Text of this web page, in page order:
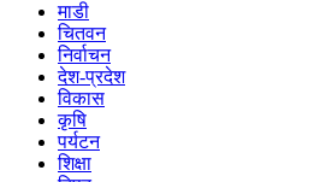
माडी
चितवन
निर्वाचन
देश-प्रदेश
विकास
कृषि
पर्यटन
शिक्षा